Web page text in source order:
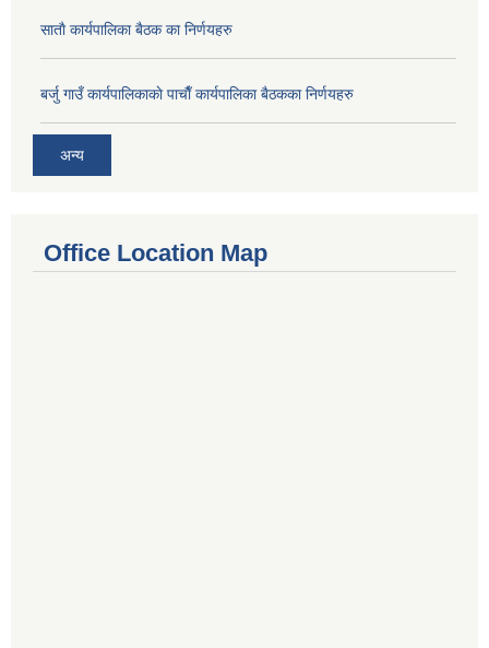
साताै‌ कार्यपालिका बैठक का निर्णयहरु
बर्जु गाउँ कार्यपालिकाकाे पाचाै‌ँ कार्यपालिका बैठकका निर्णयहरु
अन्य
Office Location Map